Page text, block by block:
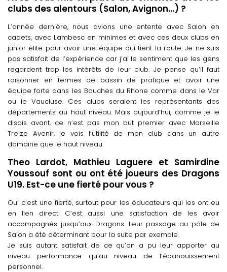
clubs des alentours (Salon, Avignon…) ?
L’année dernière, nous avions une entente avec Salon en
cadets, avec Lambesc en minimes et avec ces deux clubs en
junior élite pour avoir une équipe qui tient la route. Je ne suis
pas satisfait de l’expérience car j’ai le sentiment que les gens
regardent trop les intérêts de leur club. Je pense qu’il faut
raisonner en termes de bassin de pratique et avoir une
équipe forte dans les Bouches du Rhone comme dans le Var
ou le Vaucluse. Ces clubs seraient les représentants des
départements au haut niveau. Mais aujourd’hui, comme je le
disais avant, ce n’est pas mon but premier avec Marseille
Treize Avenir, je vois l’utilité de mon club dans un autre
domaine que le haut niveau.
Theo Lardot, Mathieu Laguere et Samirdine
Youssouf sont ou ont été joueurs des Dragons
U19. Est-ce une fierté pour vous ?
Oui c’est une fierté, surtout pour les éducateurs qui les ont eu
en lien direct. C’est aussi une satisfaction de les avoir
accompagnés jusqu’aux Dragons. Leur passage au pôle de
Salon a été déterminant pour la suite par exemple.
Je suis autant satisfait de ce qu’on a pu leur apporter au
niveau performance qu’au niveau de l’épanouissement
personnel.